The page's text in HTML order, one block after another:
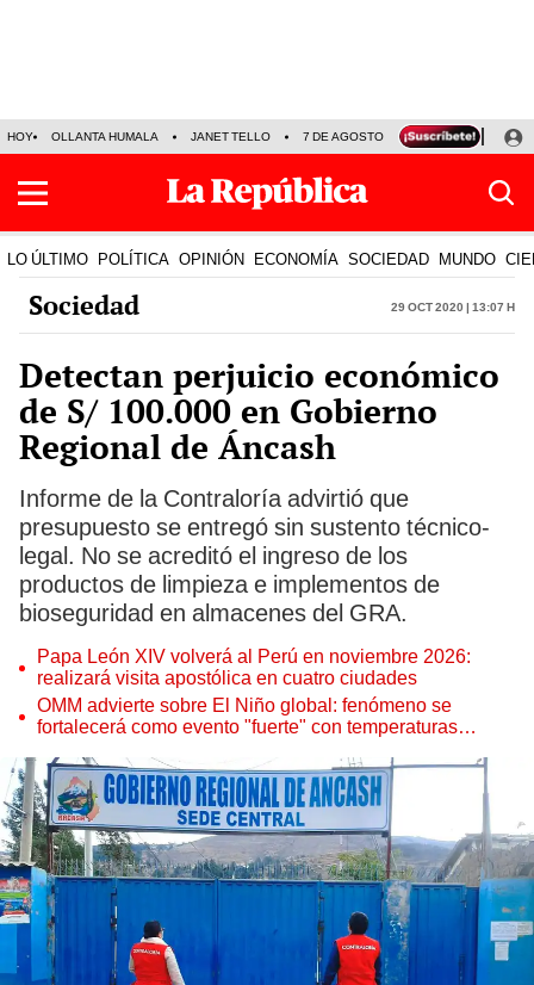
HOY OLLANTA HUMALA JANET TELLO 7 DE AGOSTO TINKA RESULTADOS
LO ÚLTIMO POLÍTICA OPINIÓN ECONOMÍA SOCIEDAD MUNDO
Sociedad 29 Oct 2020 | 13:07 h
Detectan perjuicio económico
de S/ 100.000 en Gobierno
Regional de Áncash
Informe de la Contraloría advirtió que
presupuesto se entregó sin sustento técnico-
legal. No se acreditó el ingreso de los
productos de limpieza e implementos de
bioseguridad en almacenes del GRA.
Papa León XIV volverá al Perú en noviembre 2026:
realizará visita apostólica en cuatro ciudades
OMM advierte sobre El Niño global: fenómeno se
fortalecerá como evento "fuerte" con temperaturas